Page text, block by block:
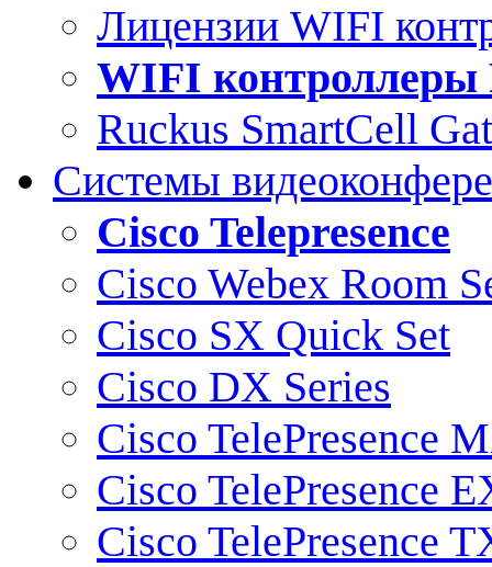
Лицензии WIFI
WIFI контроллеры
Ruckus SmartCell
Системы
Cisco Telepresence
Cisco Webex Room
Cisco SX Quick Set
Cisco DX Series
Cisco TelePresence
Cisco TelePresence
Cisco TelePresence